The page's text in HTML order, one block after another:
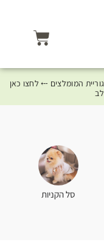
המומלצים ⤎ לחצו כאן
סל הקניות